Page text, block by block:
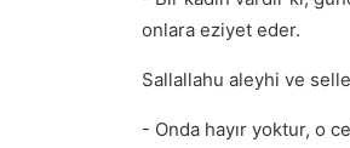
onlara eziyet eder.
Sallallahu aleyhi ve
- Onda hayır yoktur, o